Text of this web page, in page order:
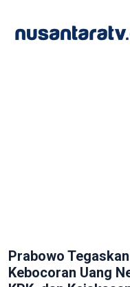
Prabowo
Kebocoran Uang